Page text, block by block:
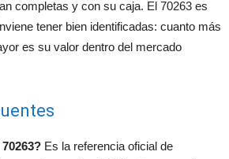
completas y con su caja. El 70263 es
tener bien identificadas: cuanto más
es su valor dentro del mercado
Es la referencia oficial de